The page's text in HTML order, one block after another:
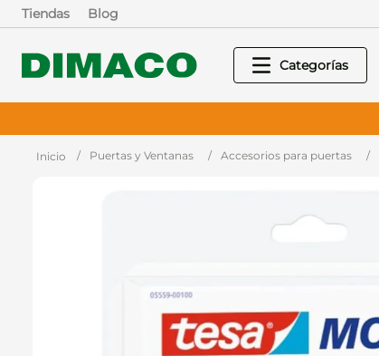
Tiendas Blog
Puertas y Ventanas Accesorios para puertas